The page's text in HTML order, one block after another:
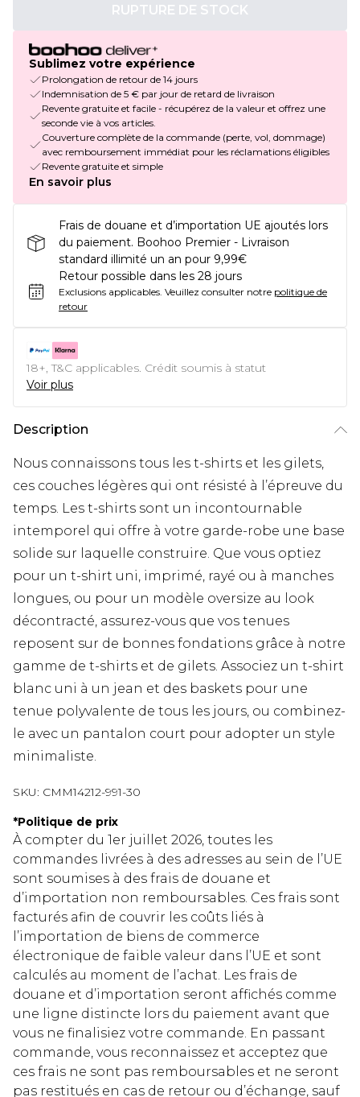
RUPTURE DE STOCK
Sublimez votre expérience
Prolongation de retour de 14 jours
Indemnisation de 5 € par jour de retard de livraison
Revente gratuite et facile - récupérez de la valeur et offrez une
seconde vie à vos articles.
Couverture complète de la commande (perte, vol, dommage)
avec remboursement immédiat pour les réclamations éligibles
Revente gratuite et simple
En savoir plus
Frais de douane et d’importation UE ajoutés lors
du paiement. Boohoo Premier - Livraison
standard illimité un an pour 9,99€
Retour possible dans les 28 jours
Exclusions applicables. Veuillez consulter notre politique de
retour
18+, T&C applicables. Crédit soumis à statut
Voir plus
Description
Nous connaissons tous les t-shirts et les gilets,
ces couches légères qui ont résisté à l’épreuve du
temps. Les t-shirts sont un incontournable
intemporel qui offre à votre garde-robe une base
solide sur laquelle construire. Que vous optiez
pour un t-shirt uni, imprimé, rayé ou à manches
longues, ou pour un modèle oversize au look
décontracté, assurez-vous que vos tenues
reposent sur de bonnes fondations grâce à notre
gamme de t-shirts et de gilets. Associez un t-shirt
blanc uni à un jean et des baskets pour une
tenue polyvalente de tous les jours, ou combinez-
le avec un pantalon court pour adopter un style
minimaliste.
SKU: CMM14212-991-30
*Politique de prix
À compter du 1er juillet 2026, toutes les
commandes livrées à des adresses au sein de l’UE
sont soumises à des frais de douane et
d’importation non remboursables. Ces frais sont
facturés afin de couvrir les coûts liés à
l’importation de biens de commerce
électronique de faible valeur dans l’UE et sont
calculés au moment de l’achat. Les frais de
douane et d’importation seront affichés comme
une ligne distincte lors du paiement avant que
vous ne finalisiez votre commande. En passant
commande, vous reconnaissez et acceptez que
ces frais ne sont pas remboursables et ne seront
pas restitués en cas de retour ou d’échange, sauf